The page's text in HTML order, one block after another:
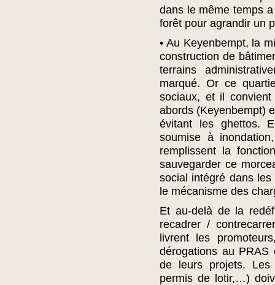
dans le même temps
forêt pour agrandir un
• Au Keyenbempt, la
construction de
terrains
marqué. Or ce
sociaux, et il
abords (Keyenbempt)
évitant les ghettos.
soumise à
remplissent la
sauvegarder ce
social intégré dans
le mécanisme des
Et au-delà de la
recadrer /
livrent les
dérogations au
de leurs projets.
permis de lotir,…)